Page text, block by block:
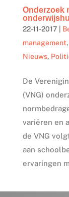
Onderzoek
22-11-2017
management,
Nieuws,
De
(VNG)
variëren en
de VNG
aan
ervaringen